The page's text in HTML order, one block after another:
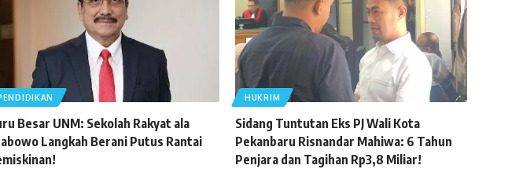
Besar UNM: Sekolah Rakyat ala
Langkah Berani Putus Rantai
HUKRIM
Sidang Tuntutan Eks PJ Wali Kota
Pekanbaru Risnandar Mahiwa: 6 Tahun
Penjara dan Tagihan Rp3,8 Miliar!